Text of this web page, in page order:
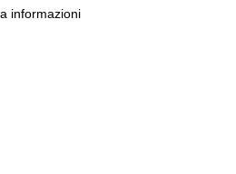
informazioni